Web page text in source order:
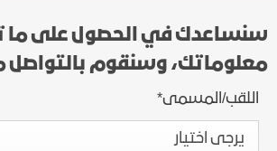
سنساعدك في الحصول على ما
معلوماتك، وسنقوم
اللقب/المسمى*
يرجى اختيار